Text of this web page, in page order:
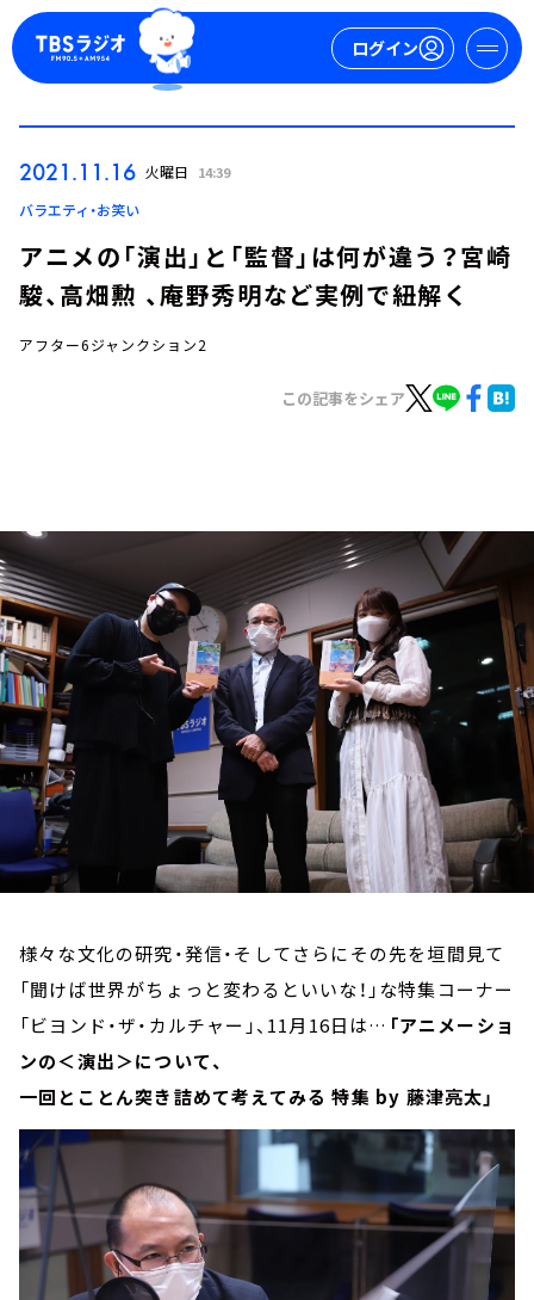
ログイン
ログイン
イベント・グッズ
YouTube
会社情報
2021.11.16 火曜日 14:39
バラエティ・お笑い
アニメの「演出」と「監督」は何が違う？宮崎
駿、高畑勲 、庵野秀明など実例で紐解く
アフター6ジャンクション2
この記事をシェア
様々な文化の研究・発信・そしてさらにその先を垣間見て
「聞けば世界がちょっと変わるといいな！」な特集コーナー
「ビヨンド・ザ・カルチャー」、11月16日は… 「アニメーショ
ンの＜演出＞について、
一回とことん突き詰めて考えてみる 特集 by 藤津亮太」